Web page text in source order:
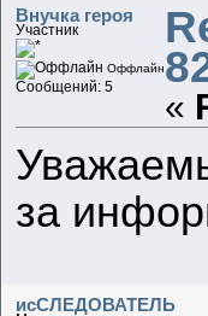
Внучка героя
Участник
Оффлайн
Сообщений: 5 «
за
исСЛЕДОВАТЕЛЬ